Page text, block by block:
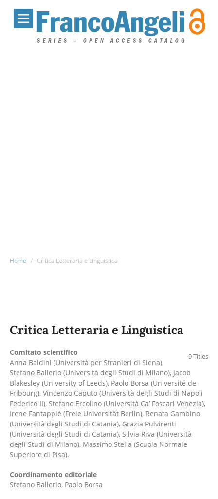
Home / Critica Letteraria e Linguistica
Critica Letteraria e Linguistica
9 Titles
Comitato scientifico
Anna Baldini (Università per Stranieri di Siena),
Stefano Ballerio (Università degli Studi di Milano), Jacob
Blakesley (University of Leeds), Paolo Borsa (Université de
Fribourg), Vincenzo Caputo (Università degli Studi di Napoli
Federico II), Stefano Ercolino (Università Ca’ Foscari Venezia),
Irene Fantappiè (Freie Universität Berlin), Renata Gambino
(Università degli Studi di Catania), Grazia Pulvirenti
(Università degli Studi di Catania), Silvia Riva (Università
degli Studi di Milano), Massimo Stella (Scuola Normale
Superiore di Pisa).
Coordinamento editoriale
Stefano Ballerio, Paolo Borsa